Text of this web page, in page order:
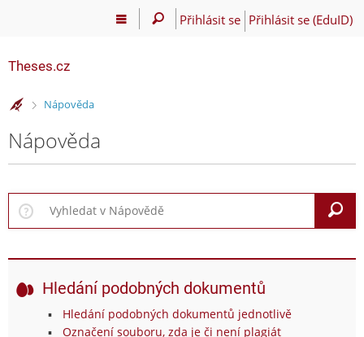
Přihlásit se Přihlásit se (EduID)
Theses.cz
>Nápověda
Nápověda
Hledání podobných dokumentů
Hledání podobných dokumentů jednotlivě
Označení souboru, zda je či není plagiát